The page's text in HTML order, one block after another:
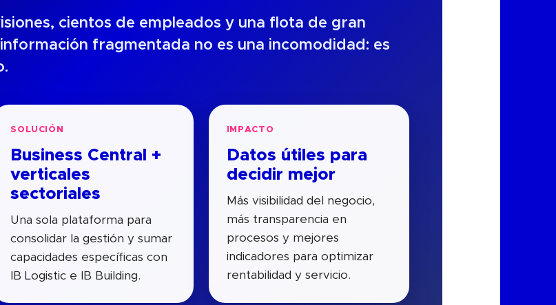
cientos de empleados y una flota de gran
fragmentada no es una incomodidad: es
SOLUCIÓN
Business Central +
verticales
sectoriales
Una sola plataforma para
consolidar la gestión y sumar
capacidades específicas con
IB Logistic e IB Building.
IMPACTO
Datos útiles para
decidir mejor
Más visibilidad del negocio,
más transparencia en
procesos y mejores
indicadores para optimizar
rentabilidad y servicio.